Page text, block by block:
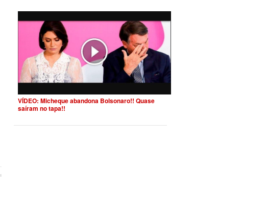
VÍDEO: Micheque abandona Bolsonaro!! Quase
saíram no tapa!!